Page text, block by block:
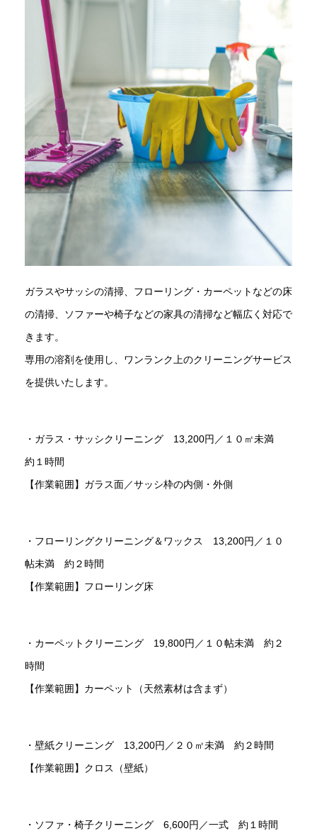
ガラスやサッシの清掃、フローリング・カーペットなどの床
の清掃、ソファーや椅子などの家具の清掃など幅広く対応で
きます。
専用の溶剤を使用し、ワンランク上のクリーニングサービス
を提供いたします。
・ガラス・サッシクリーニング 13,200円／１０㎡未満
約１時間
【作業範囲】ガラス面／サッシ枠の内側・外側
・フローリングクリーニング＆ワックス 13,200円／１０
帖未満 約２時間
【作業範囲】フローリング床
・カーペットクリーニング 19,800円／１０帖未満 約２
時間
【作業範囲】カーペット（天然素材は含まず）
・壁紙クリーニング 13,200円／２０㎡未満 約２時間
【作業範囲】クロス（壁紙）
・ソファ・椅子クリーニング 6,600円／一式 約１時間